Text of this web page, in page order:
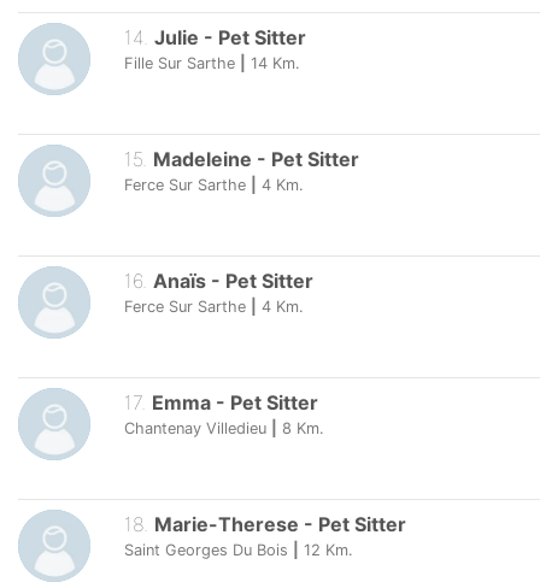
14 Julie - Pet Sitter
Fille Sur Sarthe 14 Km.
15 Madeleine - Pet Sitter
Ferce Sur Sarthe 4 Km.
16 Anaïs - Pet Sitter
Ferce Sur Sarthe 4 Km.
17. Emma - Pet Sitter
Chantenay Villedieu 8 Km.
18. Marie-Therese - Pet Sitter
Saint Georges Du Bois 12 Km.